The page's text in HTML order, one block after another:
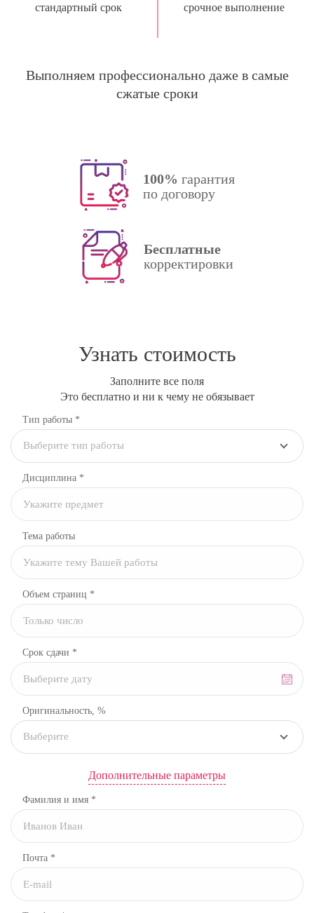
стандартный срок срочное выполнение
Выполняем профессионально даже в самые
сжатые сроки
100% гарантия
по договору
Бесплатные
корректировки
Узнать стоимость
Заполните все поля
Это бесплатно и ни к чему не обязывает
Тип работы *
Выберите тип работы
Дисциплина *
Тема работы
Объем страниц *
Срок сдачи *
Оригинальность, %
Выберите
Дополнительные параметры
Фамилия и имя *
Почта *